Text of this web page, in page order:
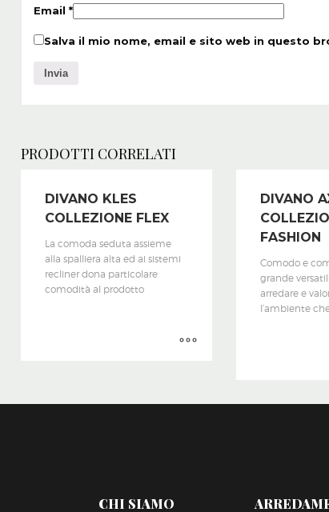
Email *
Salva il mio nome, email e sito web in questo
PRODOTTI CORRELATI
DIVANO KLES
COLLEZIONE FLEX
La comoda seduta assieme
alla spalliera alta ed ai sistemi
recliner dona particolare
comodità al prodotto
DIVANO
FASHION
Comodo e
grande
arredare e
l’ambiente
CHI SIAMO